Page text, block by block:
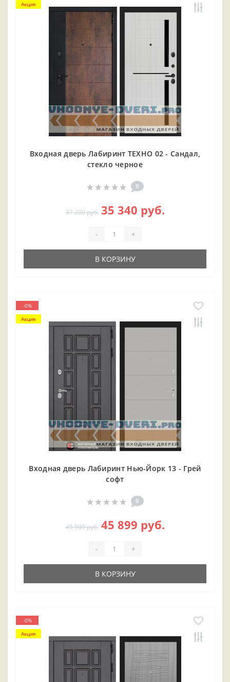
Акция
Входная дверь Лабиринт ТЕХНО 02 - Сандал,
стекло черное
0
37 200 руб. 35 340 руб.
- +
В КОРЗИНУ
-0%
Акция
Входная дверь Лабиринт Нью-Йорк 13 - Грей
софт
0
45 900 руб. 45 899 руб.
- +
В КОРЗИНУ
-0%
Акция